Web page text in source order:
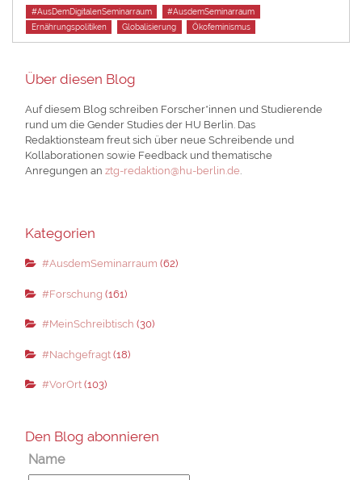
Tags
#AusDemDigitalenSeminarraum
#AusdemSeminarraum
Ernährungspolitiken
Globalisierung Ökofeminismus
Über diesen Blog
Auf diesem Blog schreiben Forscher*innen und Studierende
rund um die Gender Studies der HU Berlin. Das
Redaktionsteam freut sich über neue Schreibende und
Kollaborationen sowie Feedback und thematische
Anregungen anztg-redaktion@hu-berlin.de.
Kategorien
#AusdemSeminarraum (62)
#Forschung (161)
#MeinSchreibtisch (30)
#Nachgefragt(18)
#VorOrt(103)
Den Blog abonnieren
Name